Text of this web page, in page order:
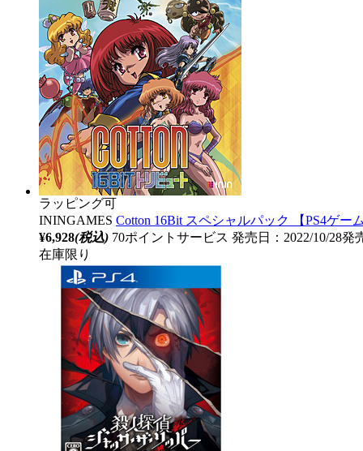
ラッピング可
ININGAMES Cotton 16Bit スペシャルパック 【PS4ゲー
¥6,928(税込) 70ポイントサービス 発売日：2022/10/28発
在庫限り